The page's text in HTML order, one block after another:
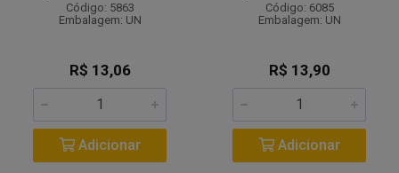
Código: 5863
Embalagem: UN
R$ 13,06
Adicionar
Código: 6085
Embalagem: UN
R$ 13,90
Adicionar